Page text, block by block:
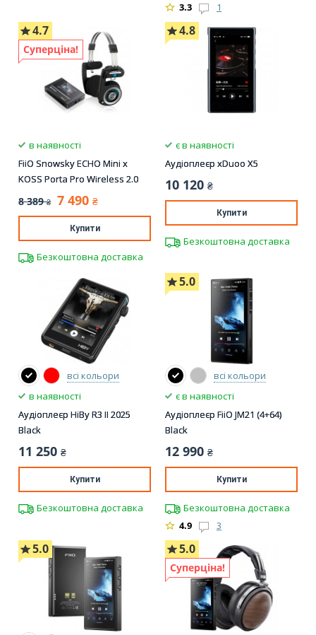
3.3
1
4.7
Суперціна!
в наявності
FiiO Snowsky ECHO Mini x
KOSS Porta Pro Wireless 2.0
8 389 ₴ 7 490 ₴
Купити
Безкоштовна доставка
4.8
є в наявності
Аудіоплеєр xDuoo X5
10 120 ₴
Купити
Безкоштовна доставка
всі кольори
в наявності
Аудіоплеєр HiBy R3 II 2025
Black
11 250 ₴
Купити
Безкоштовна доставка
5.0
всі кольори
є в наявності
Аудіоплеєр FiiO JM21 (4+64)
Black
12 990 ₴
Купити
Безкоштовна доставка
4.9
3
5.0 5.0
Суперціна!